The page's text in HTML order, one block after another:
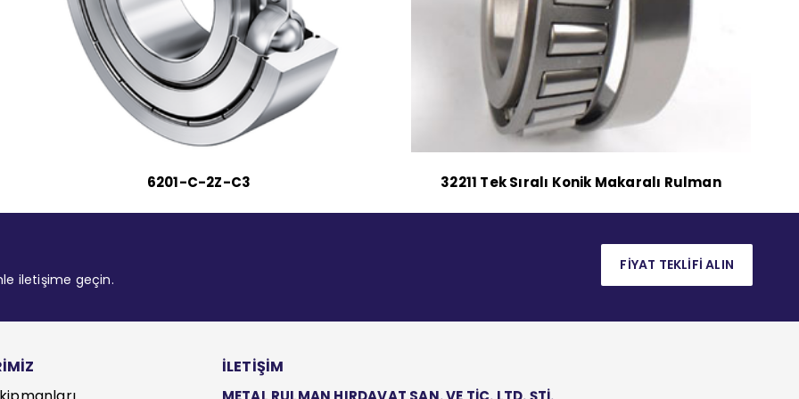
6201-C-2Z-C3 32211 Tek Sıralı Konik Makaralı Rulman
iletişime geçin.
FİYAT TEKLİFİ ALIN
İLETİŞİM